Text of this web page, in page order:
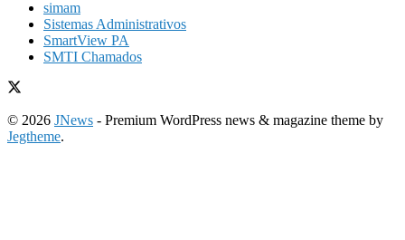
simam
Sistemas Administrativos
SmartView PA
SMTI Chamados
© 2026 JNews - Premium WordPress news & magazine theme by
Jegtheme.